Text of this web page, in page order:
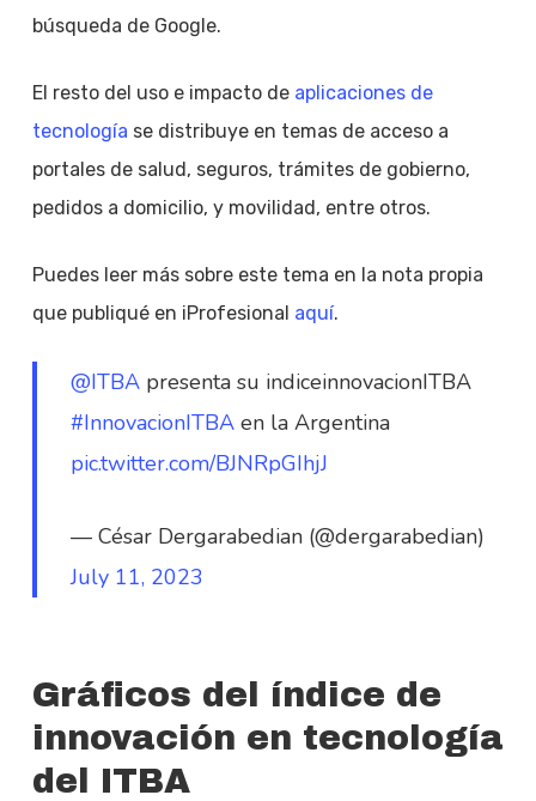
búsqueda de Google.
El resto del uso e impacto de aplicaciones de
tecnología se distribuye en temas de acceso a
portales de salud, seguros, trámites de gobierno,
pedidos a domicilio, y movilidad, entre otros.
Puedes leer más sobre este tema en la nota propia
que publiqué en iProfesional aquí.
@ITBA presenta su indiceinnovacionITBA
#InnovacionITBA en la Argentina
pic.twitter.com/BJNRpGIhjJ
— César Dergarabedian (@dergarabedian)
July 11, 2023
Gráficos del índice de
innovación en tecnología
del ITBA